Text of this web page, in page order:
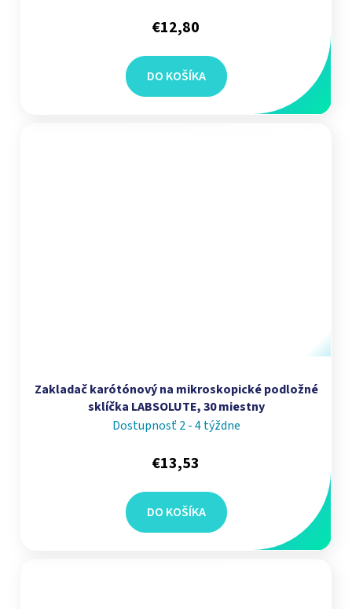
€12,80
DO KOŠÍKA
Zakladač karótónový na mikroskopické podložné
sklíčka LABSOLUTE, 30 miestny
Dostupnosť 2 - 4 týždne
€13,53
DO KOŠÍKA